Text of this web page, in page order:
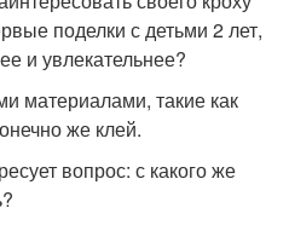
поделки с детьми 2 лет,
и увлекательнее?
материалами, такие как
же клей.
вопрос: с какого же